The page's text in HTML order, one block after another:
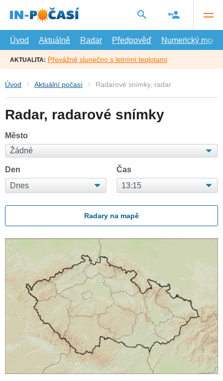
hlavní
Úvod
Aktuálně Radar Předpověď Numerický model
AKTUALITA: Převážně slunečno s letními teplotami
Úvod Aktuální počasí Radarové snímky, radar
Radar, radarové snímky
Město
Den Čas
Radary na mapě